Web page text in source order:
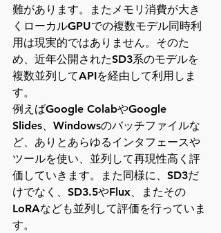
難があります。またメモリ消費が大き
くローカルGPUでの複数モデル同時利
用は現実的ではありません。そのた
め、近年公開されたSD3系のモデルを
複数並列してAPIを経由して利用しま
す。
例えばGoogle ColabやGoogle
Slides、Windowsのバッチファイルな
ど、ありとあらゆるインタフェースや
ツールを使い、並列して再現性高く評
価していきます。また同様に、SD3だ
けでなく、SD3.5やFlux、またその
LoRAなども並列して評価を行っていま
す。